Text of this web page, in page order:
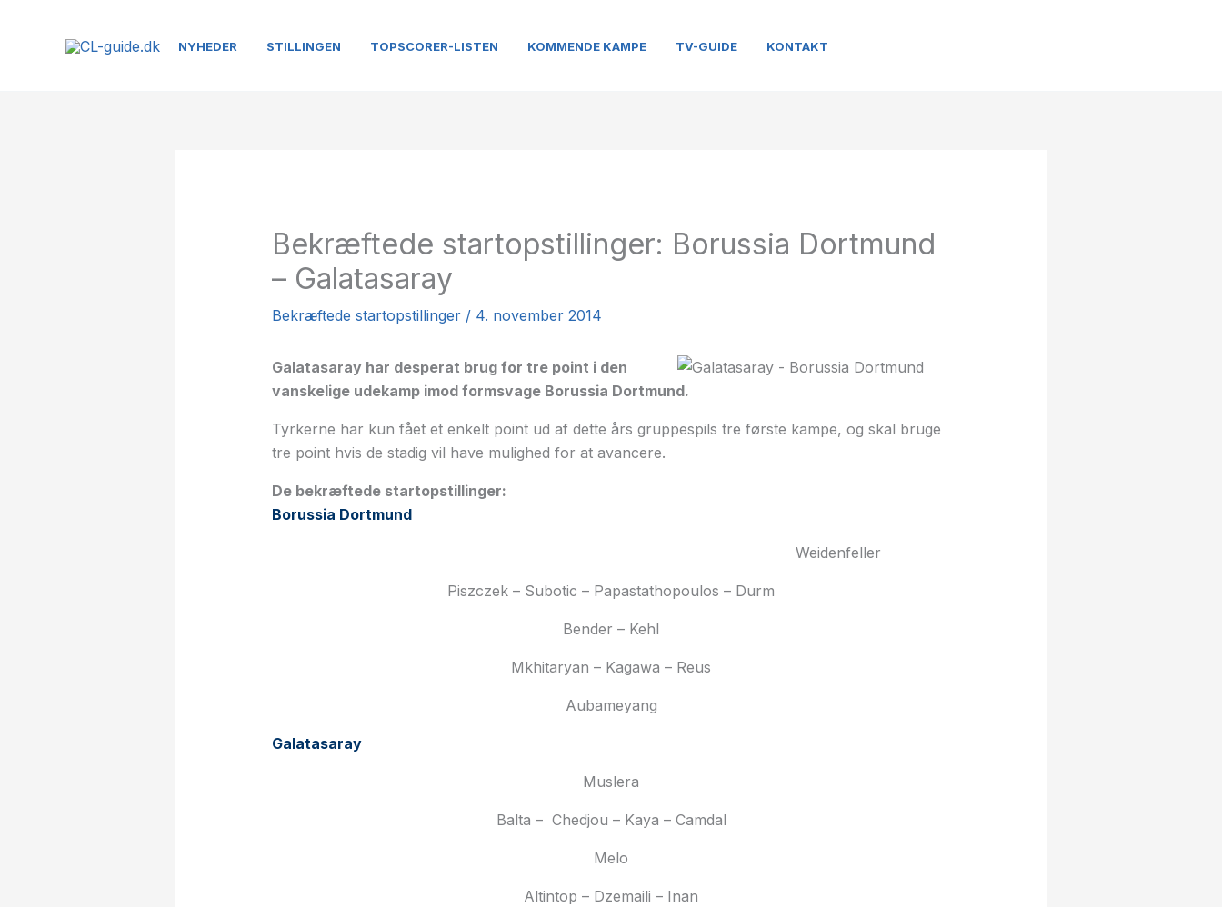
NYHEDER STILLINGEN TOPSCORER-LISTEN KOMMENDE KAMPE TV-GUIDE KONTAKT
Bekræftede startopstillinger: Borussia Dortmund
– Galatasaray
Bekræftede startopstillinger/ 4. november 2014
Galatasaray har desperat brug for tre point i den
vanskelige udekamp imod formsvage Borussia Dortmund.
Tyrkerne har kun fået et enkelt point ud af dette års gruppespils tre første kampe, og skal bruge
tre point hvis de stadig vil have mulighed for at avancere.
De bekræftede startopstillinger:
Borussia Dortmund
Weidenfeller
Piszczek – Subotic – Papastathopoulos – Durm
Bender – Kehl
Mkhitaryan – Kagawa – Reus
Aubameyang
Galatasaray
Muslera
Balta – Chedjou – Kaya – Camdal
Melo
Altintop – Dzemaili – Inan